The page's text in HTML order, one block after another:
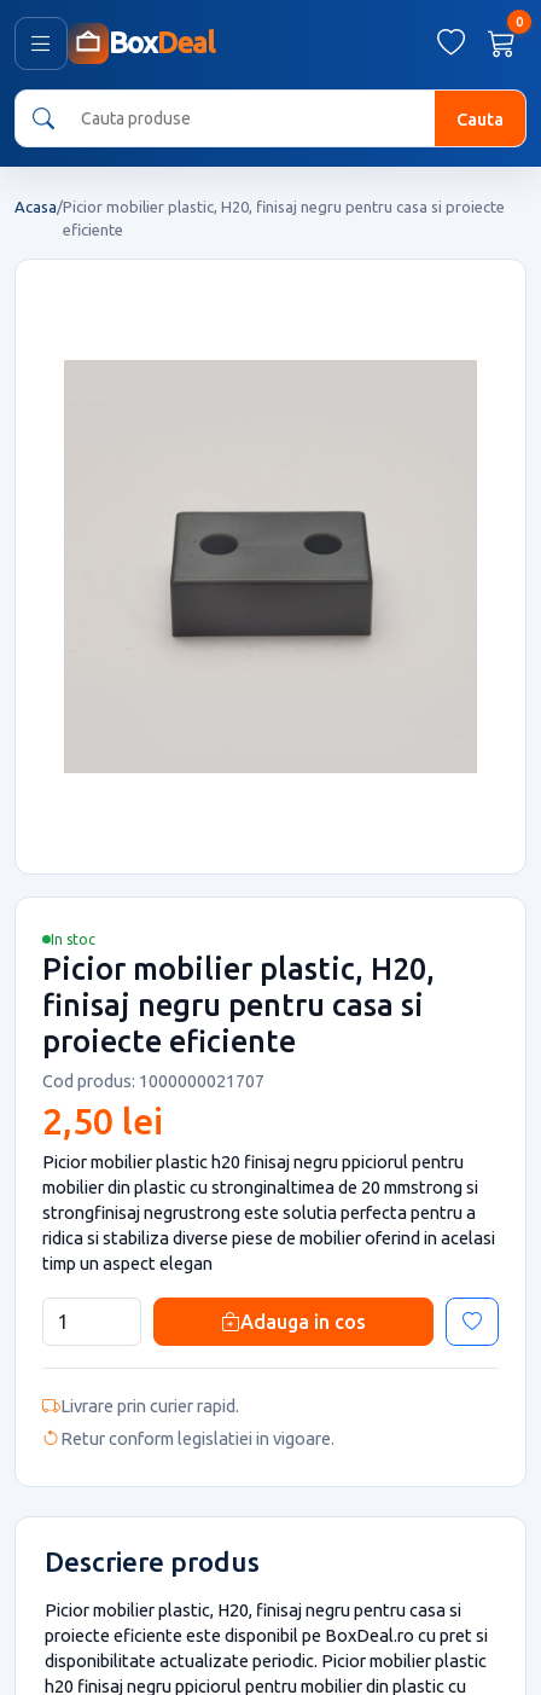
BoxDeal
0
Cauta
Acasa/Picior mobilier plastic, H20, finisaj negru pentru casa si proiecte
eficiente
In stoc
Picior mobilier plastic, H20,
finisaj negru pentru casa si
proiecte eficiente
Cod produs: 1000000021707
2,50 lei
Picior mobilier plastic h20 finisaj negru ppiciorul pentru
mobilier din plastic cu stronginaltimea de 20 mmstrong si
strongfinisaj negrustrong este solutia perfecta pentru a
ridica si stabiliza diverse piese de mobilier oferind in acelasi
timp un aspect elegan
Adauga in cos
Livrare prin curier rapid.
Retur conform legislatiei in vigoare.
Descriere produs
Picior mobilier plastic, H20, finisaj negru pentru casa si
proiecte eficiente este disponibil pe BoxDeal.ro cu pret si
disponibilitate actualizate periodic. Picior mobilier plastic
h20 finisaj negru ppiciorul pentru mobilier din plastic cu